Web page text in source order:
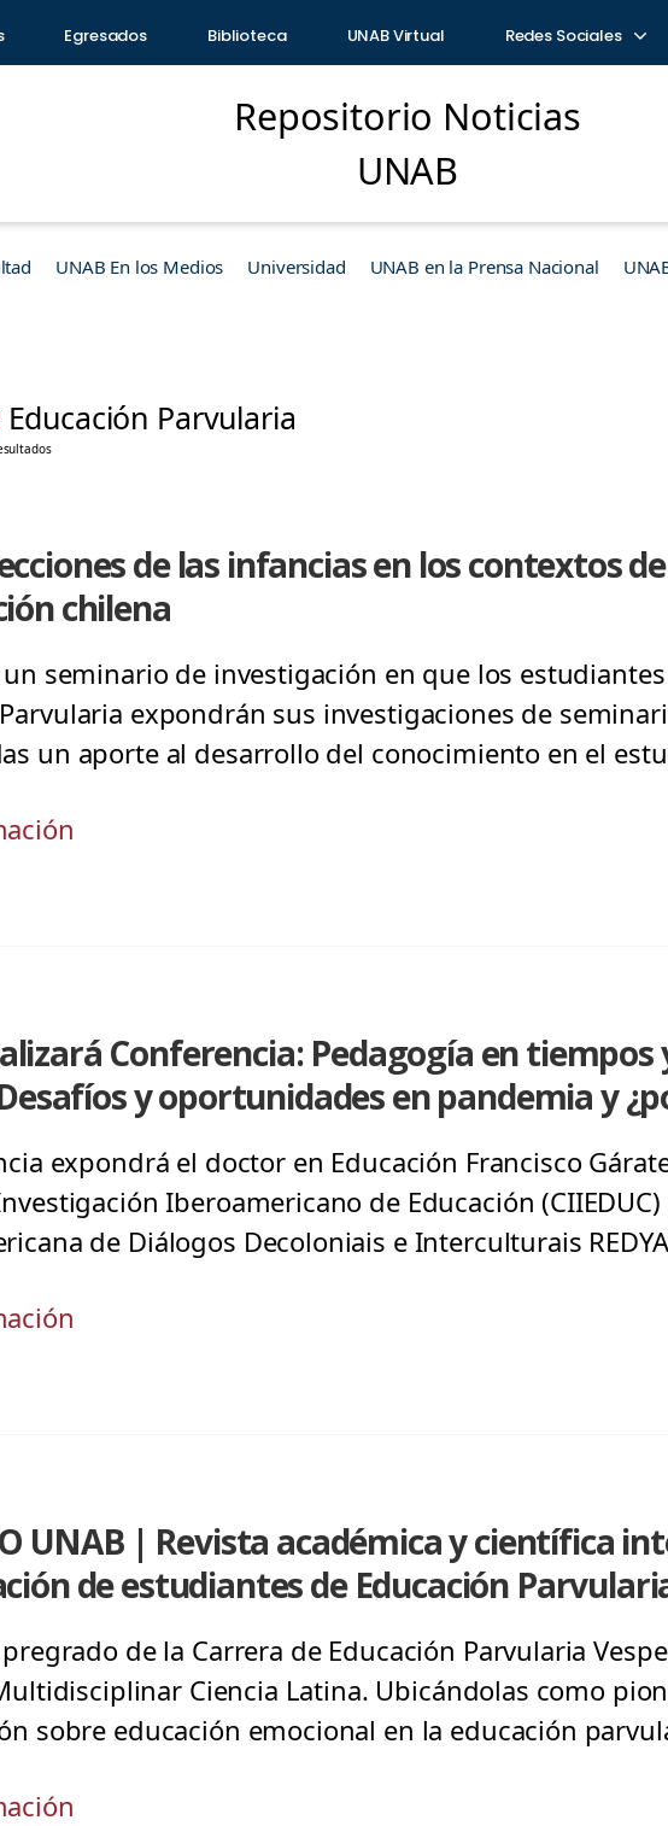
Egresados Biblioteca UNAB Virtual Redes Sociales
Repositorio Noticias
UNAB
UNAB En los Medios Universidad UNAB en la Prensa Nacional
Educación Parvularia
de las infancias en los contextos
chilena
seminario de investigación en que los
expondrán sus investigaciones de
un aporte al desarrollo del conocimiento en el
Conferencia: Pedagogía en
y oportunidades en pandemia y
expondrá el doctor en Educación Francisco
Iberoamericano de Educación
de Diálogos Decoloniais e Interculturais
UNAB | Revista académica y científica
de estudiantes de Educación
de la Carrera de Educación Parvularia
Ciencia Latina. Ubicándolas como
sobre educación emocional en la educación